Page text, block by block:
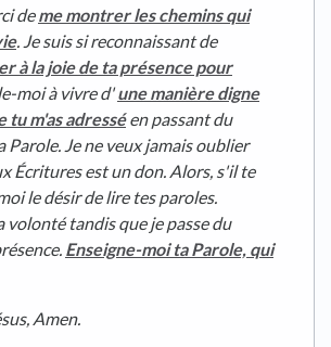
de me montrer les chemins qui
. Je suis si reconnaissant de
à la joie de ta présence pour
moi à vivre d' une manière digne
tu m'as adressé en passant du
Parole. Je ne veux jamais oublier
Écritures est un don. Alors, s'il te
le désir de lire tes paroles.
volonté tandis que je passe du
Enseigne-moi ta Parole, qui
Amen.